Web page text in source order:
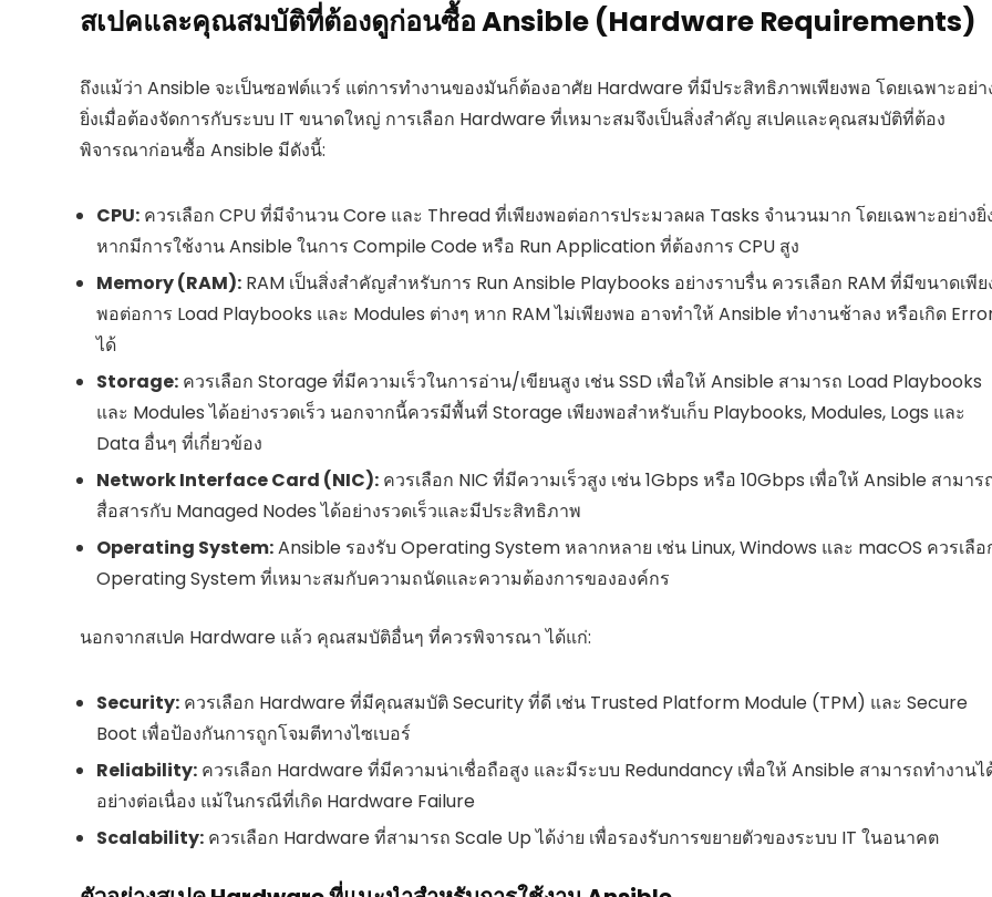
สเปคและคุณสมบัติที่ต้องดูก่อนซื้อ Ansible (Hardware Requirements)
ถึงแม้ว่า Ansible จะเป็นซอฟต์แวร์ แต่การทำงานของมันก็ต้องอาศัย Hardware ที่มีประสิทธิภาพเพียงพอ โดยเฉพาะอย่า
ยิ่งเมื่อต้องจัดการกับระบบ IT ขนาดใหญ่ การเลือก Hardware ที่เหมาะสมจึงเป็นสิ่งสำคัญ สเปคและคุณสมบัติที่ต้อง
พิจารณาก่อนซื้อ Ansible มีดังนี้:
CPU: ควรเลือก CPU ที่มีจำนวน Core และ Thread ที่เพียงพอต่อการประมวลผล Tasks จำนวนมาก โดยเฉพาะอย่างยิ่
หากมีการใช้งาน Ansible ในการ Compile Code หรือ Run Application ที่ต้องการ CPU สูง
Memory (RAM): RAM เป็นสิ่งสำคัญสำหรับการ Run Ansible Playbooks อย่างราบรื่น ควรเลือก RAM ที่มีขนาดเพีย
พอต่อการ Load Playbooks และ Modules ต่างๆ หาก RAM ไม่เพียงพอ อาจทำให้ Ansible ทำงานช้าลง หรือเกิด
ได้
Storage: ควรเลือก Storage ที่มีความเร็วในการอ่าน/เขียนสูง เช่น SSD เพื่อให้ Ansible สามารถ Load Playbooks
และ Modules ได้อย่างรวดเร็ว นอกจากนี้ควรมีพื้นที่ Storage เพียงพอสำหรับเก็บ Playbooks, Modules, Logs และ
Data อื่นๆ ที่เกี่ยวข้อง
Network Interface Card (NIC): ควรเลือก NIC ที่มีความเร็วสูง เช่น 1Gbps หรือ 10Gbps เพื่อให้ Ansible สามาร
สื่อสารกับ Managed Nodes ได้อย่างรวดเร็วและมีประสิทธิภาพ
Operating System:Ansible รองรับ Operating System หลากหลาย เช่น Linux, Windows และ macOS ควรเลือ
Operating System ที่เหมาะสมกับความถนัดและความต้องการขององค์กร
นอกจากสเปค Hardware แล้ว คุณสมบัติอื่นๆ ที่ควรพิจารณา ได้แก่:
Security: ควรเลือก Hardware ที่มีคุณสมบัติ Security ที่ดี เช่น Trusted Platform Module (TPM) และ Secure
Boot เพื่อป้องกันการถูกโจมตีทางไซเบอร์
Reliability: ควรเลือก Hardware ที่มีความน่าเชื่อถือสูง และมีระบบ Redundancy เพื่อให้ Ansible สามารถทำงานไ
อย่างต่อเนื่อง แม้ในกรณีที่เกิด Hardware Failure
Scalability: ควรเลือก Hardware ที่สามารถ Scale Up ได้ง่าย เพื่อรองรับการขยายตัวของระบบ IT ในอนาคต